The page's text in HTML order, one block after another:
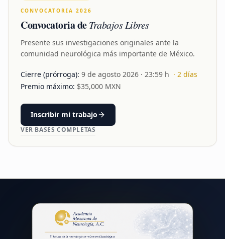
CONVOCATORIA 2026
Convocatoria deTrabajos Libres
Presente sus investigaciones originales ante la
comunidad neurológica más importante de México.
Cierre (prórroga): 9 de agosto 2026 · 23:59 h · 2 días
Premio máximo: $35,000 MXN
Inscribir mi trabajo
VER BASES COMPLETAS